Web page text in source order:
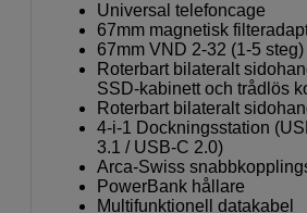
Universal telefoncage
67mm magnetisk
67mm VND 2-32 (1-5 steg)
Roterbart bilateralt
SSD-kabinett och trådlös
Roterbart bilateralt
4-i-1 Dockningsstation
3.1 / USB-C 2.0)
Arca-Swiss
PowerBank hållare
Multifunktionell datakabel